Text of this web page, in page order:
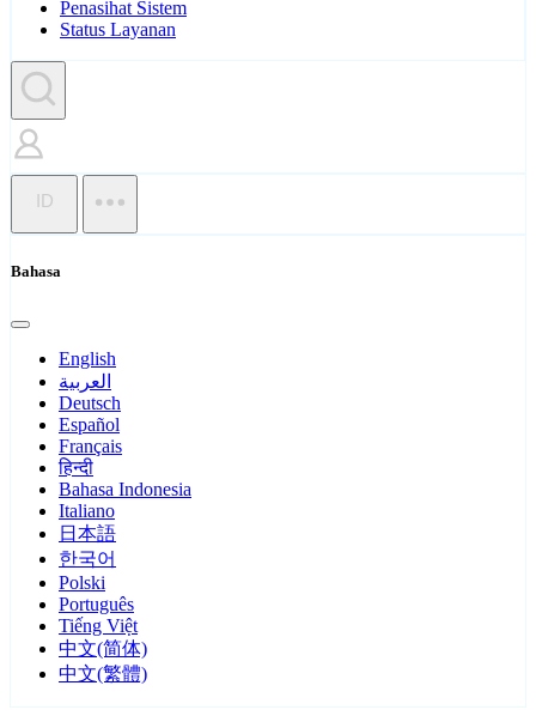
Penasihat Sistem
Status Layanan
ID
Bahasa
English
العربية
Deutsch
Español
Français
हिन्दी
Bahasa Indonesia
Italiano
日本語
한국어
Polski
Português
Tiếng Việt
中文(简体)
中文(繁體)